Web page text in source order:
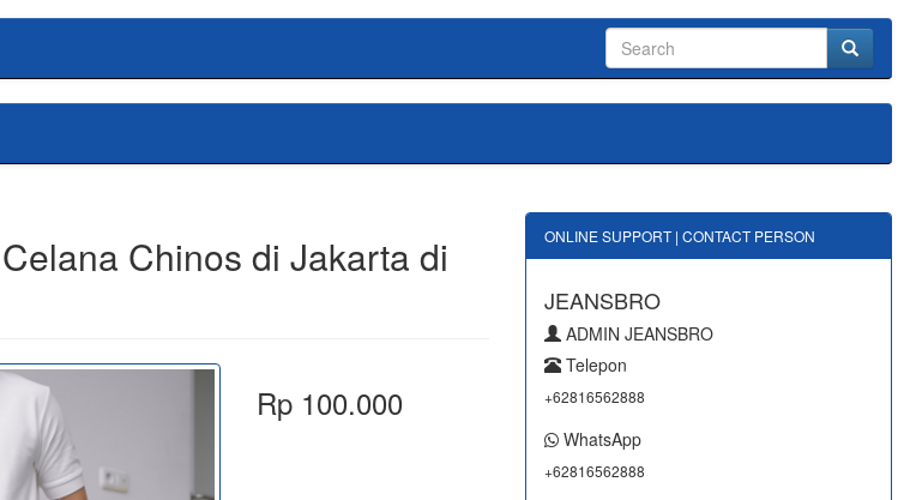
Chinos di Jakarta di
Rp 100.000
ONLINE SUPPORT | CONTACT PERSON
JEANSBRO
ADMIN JEANSBRO
Telepon
+62816562888
WhatsApp
+62816562888